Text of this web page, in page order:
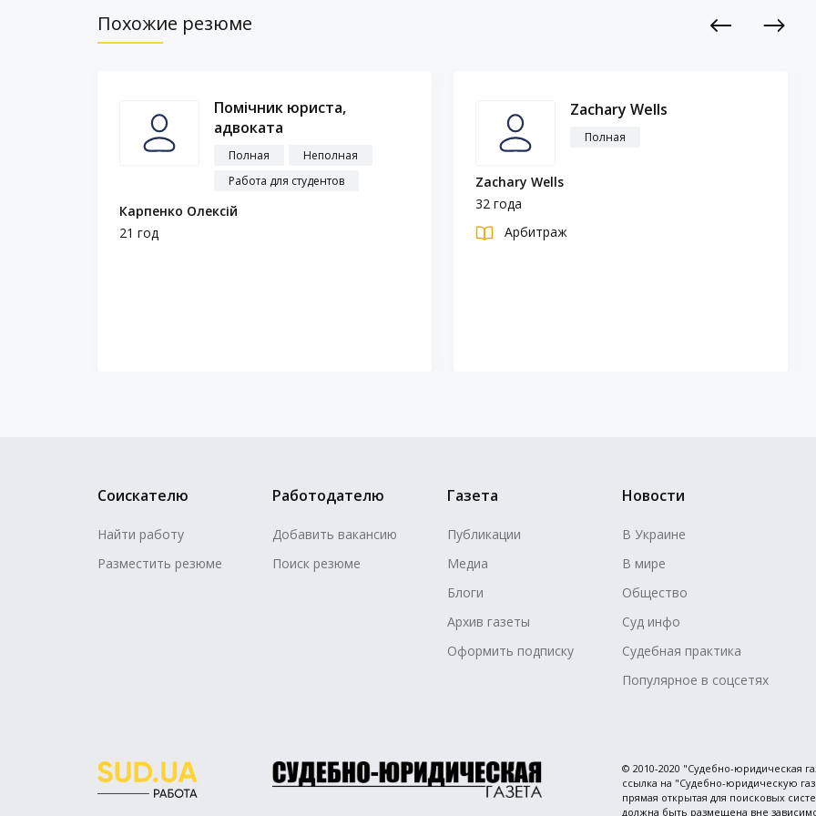
Похожие резюме
Помічник юриста,
адвоката
Полная
Неполная
Работа для студентов
Карпенко Олексій
21 год
Zachary Wells
Полная
Zachary Wells
32 года
Арбитраж
Соискателю
Найти работу
Разместить резюме
Работодателю
Добавить вакансию
Поиск резюме
Газета
Публикации
Медиа
Блоги
Архив газеты
Оформить подписку
Новости
В Украине
В мире
Общество
Суд инфо
Судебная практика
Популярное в соцсетях
© 2010-2020 "Судебно-юридическая
ссылка на "Судебно-юридическую
прямая открытая для поисковых
должна быть размещена вне